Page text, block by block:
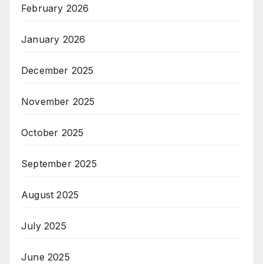
February 2026
January 2026
December 2025
November 2025
October 2025
September 2025
August 2025
July 2025
June 2025